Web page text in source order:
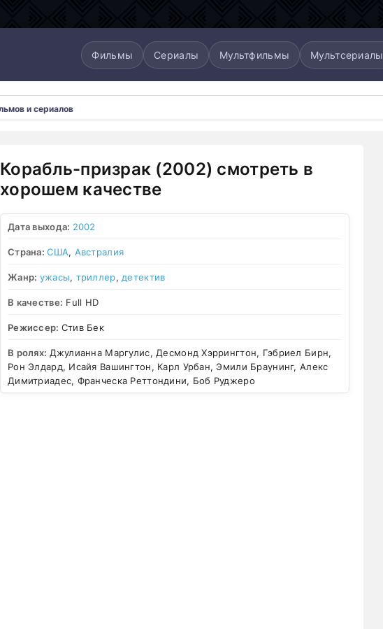
Фильмы Сериалы Мультфильмы Мультсериалы
Корабль-призрак (2002) смотреть в
хорошем качестве
Дата выхода: 2002
Страна:США, Австралия
Жанр: ужасы, триллер, детектив
В качестве: Full HD
Режиссер: Стив Бек
В ролях: Джулианна Маргулис, Десмонд Хэррингтон, Гэбриел Бирн,
Рон Элдард, Исайя Вашингтон, Карл Урбан, Эмили Браунинг, Алекс
Димитриадес, Франческа Реттондини, Боб Руджеро